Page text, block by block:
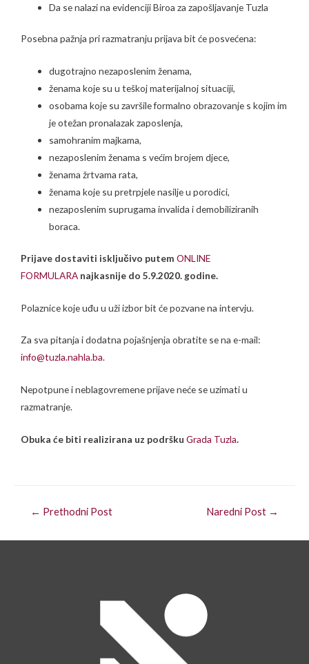
Da se nalazi na evidenciji Biroa za zapošljavanje Tuzla
Posebna pažnja pri razmatranju prijava bit će posvećena:
dugotrajno nezaposlenim ženama,
ženama koje su u teškoj materijalnoj situaciji,
osobama koje su završile formalno obrazovanje s kojim im
je otežan pronalazak zaposlenja,
samohranim majkama,
nezaposlenim ženama s većim brojem djece,
ženama žrtvama rata,
ženama koje su pretrpjele nasilje u porodici,
nezaposlenim suprugama invalida i demobiliziranih
boraca.
Prijave dostaviti isključivo putem ONLINE
FORMULARA najkasnije do 5.9.2020. godine.
Polaznice koje uđu u uži izbor bit će pozvane na intervju.
Za sva pitanja i dodatna pojašnjenja obratite se na e-mail:
info@tuzla.nahla.ba.
Nepotpune i neblagovremene prijave neće se uzimati u
razmatranje.
Obuka će biti realizirana uz podršku Grada Tuzla.
← Prethodni Post Naredni Post →